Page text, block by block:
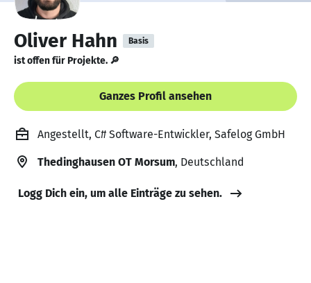
Oliver Hahn Basis
ist offen für Projekte. 🔎
Ganzes Profil ansehen
Angestellt, C# Software-Entwickler, Safelog GmbH
Thedinghausen OT Morsum, Deutschland
Logg Dich ein, um alle Einträge zu sehen.